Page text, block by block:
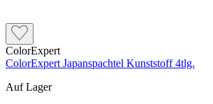
ColorExpert
ColorExpert Japanspachtel Kunststoff 4tlg.
Auf Lager